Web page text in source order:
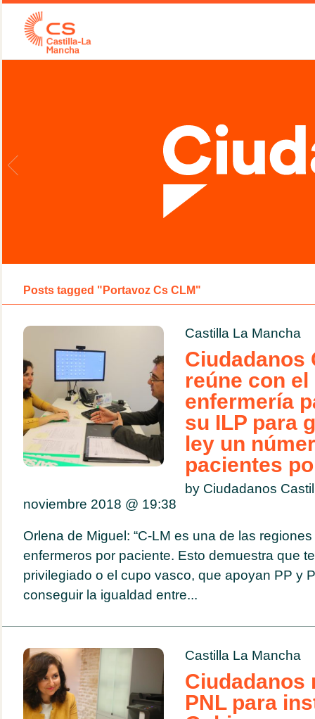
Posts tagged "Portavoz Cs CLM"
Castilla La Mancha
Ciudadanos
reúne con
enfermería
su ILP para
ley un
pacientes
by Ciudadanos
noviembre 2018 @ 19:38
Orlena de Miguel: “C-LM es una de las
enfermeros por paciente. Esto demuestra que
privilegiado o el cupo vasco, que apoyan PP y
conseguir la igualdad entre...
Castilla La Mancha
Ciudadanos
PNL para